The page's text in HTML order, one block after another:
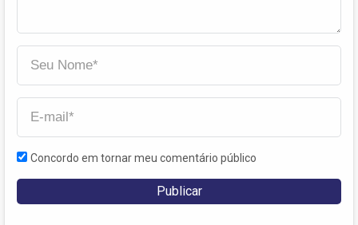
Concordo em tornar meu comentário público